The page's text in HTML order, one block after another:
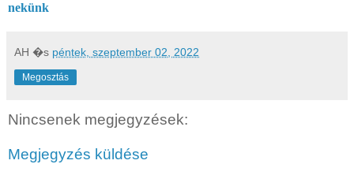
nekünk
AH �s péntek, szeptember 02, 2022
Megosztás
Nincsenek megjegyzések:
Megjegyzés küldése